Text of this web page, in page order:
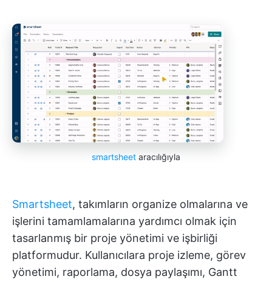
smartsheet aracılığıyla
Smartsheet, takımların organize olmalarına ve
işlerini tamamlamalarına yardımcı olmak için
tasarlanmış bir proje yönetimi ve işbirliği
platformudur. Kullanıcılara proje izleme, görev
yönetimi, raporlama, dosya paylaşımı, Gantt